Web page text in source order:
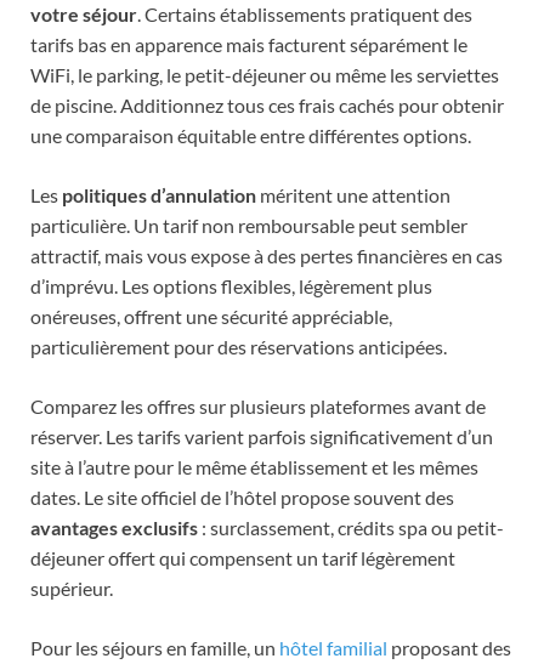
votre séjour . Certains établissements pratiquent des
tarifs bas en apparence mais facturent séparément le
WiFi, le parking, le petit-déjeuner ou même les serviettes
de piscine. Additionnez tous ces frais cachés pour obtenir
une comparaison équitable entre différentes options.
Les politiques d’annulation méritent une attention
particulière. Un tarif non remboursable peut sembler
attractif, mais vous expose à des pertes financières en cas
d’imprévu. Les options flexibles, légèrement plus
onéreuses, offrent une sécurité appréciable,
particulièrement pour des réservations anticipées.
Comparez les offres sur plusieurs plateformes avant de
réserver. Les tarifs varient parfois significativement d’un
site à l’autre pour le même établissement et les mêmes
dates. Le site officiel de l’hôtel propose souvent des
avantages exclusifs : surclassement, crédits spa ou petit-
déjeuner offert qui compensent un tarif légèrement
supérieur.
Pour les séjours en famille, un hôtel familial proposant des